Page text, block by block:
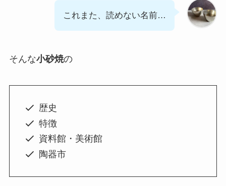
これまた、読めない名前…
そんな小砂焼の
歴史
特徴
資料館・美術館
陶器市